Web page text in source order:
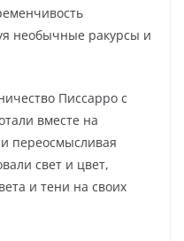
необычные ракурсы и
Писсарро с
вместе на
переосмысливая
свет и цвет,
и тени на своих